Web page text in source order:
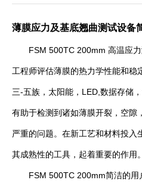
薄膜应力及基底翘曲测试设备
FSM 500TC 200mm 高温应力
工程师评估薄膜的热力学性能和稳
三-五族，太阳能，LED,数据存储
有助于检测到诸如薄膜开裂，空隙
严重的问题。在新工艺和材料投
其成熟性的工具，起着重要的作用。
FSM 500TC 200mm简洁的用